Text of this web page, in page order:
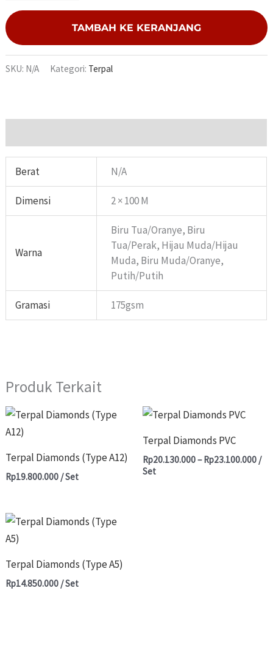
TAMBAH KE KERANJANG
SKU: N/A Kategori: Terpal
Berat N/A
Dimensi 2 × 100 M
Warna
Biru Tua/Oranye, Biru
Tua/Perak, Hijau Muda/Hijau
Muda, Biru Muda/Oranye,
Putih/Putih
Gramasi 175gsm
Produk Terkait
Terpal Diamonds (Type A12)
Rp19.800.000 / Set
Produk
Ini
Beberapa
Varian.
Ini
Dapat
Di
Halaman
Terpal Diamonds PVC
Rp20.130.000– Rp23.100.000 /
Set
Produk
Memiliki
Beberapa
Terpal Diamonds (Type A5)
Rp14.850.000 / Set
Produk
Ini
Beberapa
Varian.